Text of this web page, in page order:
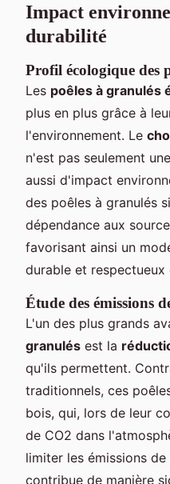
Impact
durabilité
Profil écologique des
Les poêles à granulés
plus en plus grâce à
l'environnement. Le
n'est pas seulement
aussi d'impact
des poêles à granulés
dépendance aux
favorisant ainsi un
durable et respectueux
Étude des émissions
L'un des plus grands
granulés est la
qu'ils permettent.
traditionnels, ces
bois, qui, lors de leur
de CO2 dans
limiter les émissions
contribue de manière